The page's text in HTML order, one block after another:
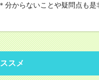
分からないことや疑問点も是
スメ